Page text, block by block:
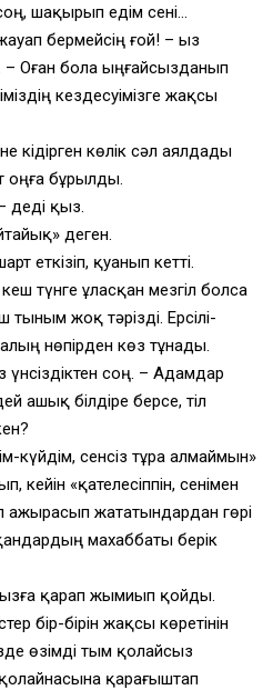
шақырып едім сені…
бермейсің ғой! – Қыз
– Оған бола ыңғайсызданып
кездесуімізге жақсы
кідірген көлік сәл аялдады
оңға бұрылды.
деді қыз.
деген.
еткізіп, қуанып кетті.
түнге ұласқан мезгіл болса
тыным жоқ тәрізді. Ерсілі-
нөпірден көз тұнады.
үнсіздіктен соң. – Адамдар
ашық білдіре берсе, тіл
күйдім, сенсіз тұра алмаймын»
кейін «қателесіппін, сенімен
ажырасып жататындардан гөрі
махаббаты берік
қарап жымиып қойды.
бір-бірін жақсы көретінін
өзімді тым қолайсыз
қарағыштап